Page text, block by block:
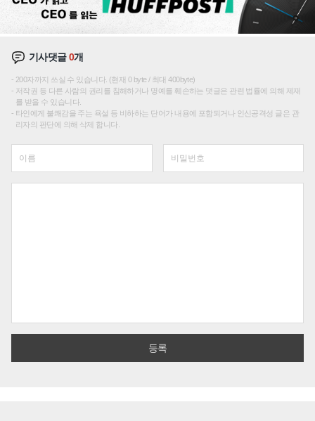
기사댓글0개
200자까지 쓰실 수 있습니다. (현재 0 byte / 최대 400byte)
저작권 등 다른 사람의 권리를 침해하거나 명예를 훼손하는 댓글은 관련 법률에 의해 제재
를 받을 수 있습니다.
타인에게 불쾌감을 주는 욕설 등 비하하는 단어가 내용에 포함되거나 인신공격성 글은 관
리자의 판단에 의해 삭제 합니다.